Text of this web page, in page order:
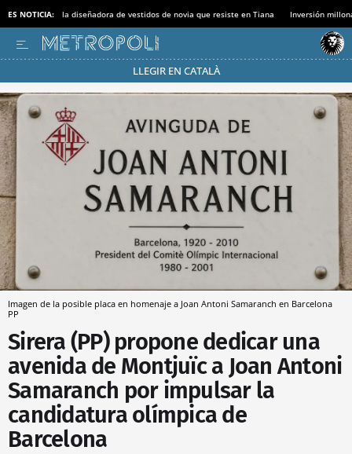
ES NOTICIA: la diseñadora de vestidos de novia que resiste en Tiana Inversión
LLEGIR EN CATALÀ
Pásate al MODO AHORRO
Imagen de la posible placa en homenaje a Joan Antoni Samaranch en Barcelona
PP
Sirera (PP) propone dedicar una
avenida de Montjuïc a Joan Antoni
Samaranch por impulsar la
candidatura olímpica de
Barcelona